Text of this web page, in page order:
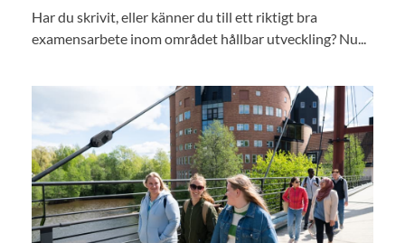
Har du skrivit, eller känner du till ett riktigt bra
examensarbete inom området hållbar utveckling? Nu...